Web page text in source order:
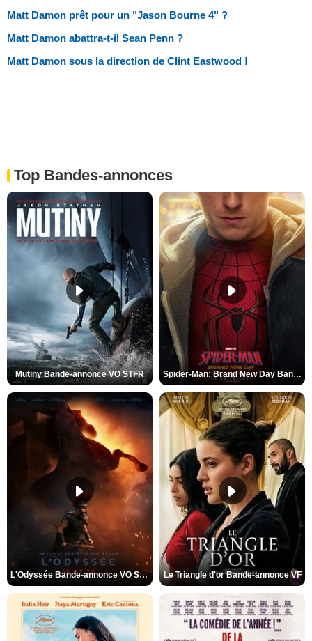
Matt Damon prêt pour un "Jason Bourne 4" ?
Matt Damon abattra-t-il Sean Penn ?
Matt Damon sous la direction de Clint Eastwood !
Top Bandes-annonces
Mutiny Bande-annonce VO STFR Spider-Man: Brand New Day Bande-annonce VO STFR
L'Odyssée Bande-annonce VO STFR Le Triangle d'or Bande-annonce VF